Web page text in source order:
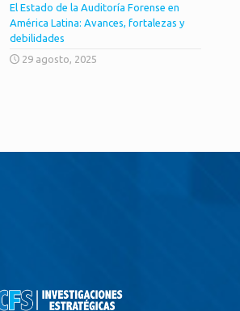
El Estado de la Auditoría Forense en
América Latina: Avances, fortalezas y
debilidades
29 agosto, 2025